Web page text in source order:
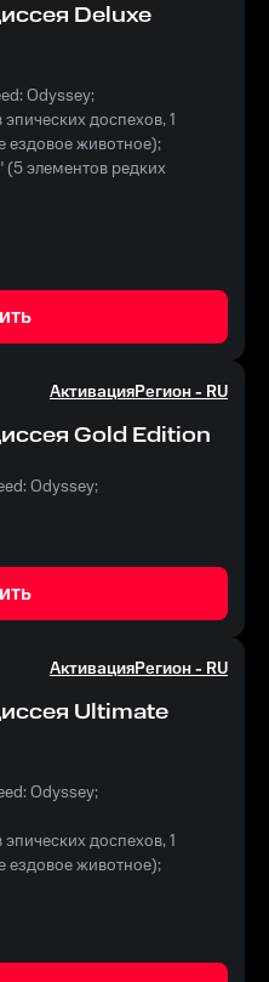
Deluxe
Odyssey;
доспехов, 1
ездовое животное);
элементов редких
корабля, 1 тема для
АктивацияРегион -RU
Gold Edition
Odyssey;
АктивацияРегион -RU
Ultimate
Odyssey;
доспехов, 1
ездовое животное);
элементов редких
корабля, 1 тема для